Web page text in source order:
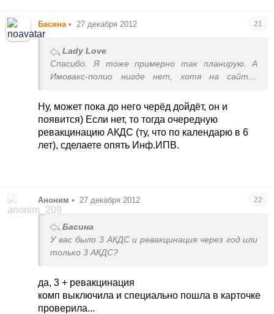
с АДС+полио (вот все 4 полио и будут до 18
Если ждать не хотите до ревакцинации, то
поищите моновакцину Имовакс-полио (Франция).
Басина • 27 декабря 2012 21
Lady Love
Спасибо. Я тоже примерно так планирую. А
Имовакс-полио нигде нет, хотя на сайтах
Ну, может пока до него черёд дойдёт, он и
появится) Если нет, то тогда очередную
ревакцинацию АКДС (ту, что по календарю в 6
лет), сделаете опять Инф.ИПВ.
Аноним • 27 декабря 2012 22
Басина
У вас было 3 АКДС и ревакцинация через год или
только 3 АКДС?
да, 3 + ревакцинация
комп выключила и специально пошла в карточке
проверила...